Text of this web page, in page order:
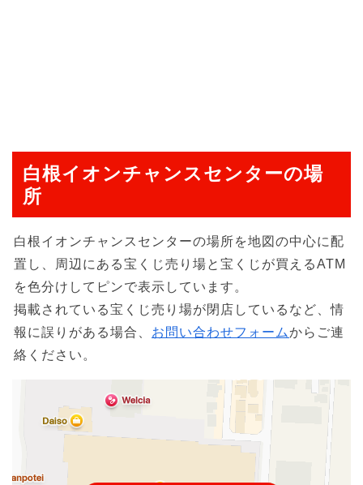
白根イオンチャンスセンターの場
所
白根イオンチャンスセンターの場所を地図の中心に配
置し、周辺にある宝くじ売り場と宝くじが買えるATM
を色分けしてピンで表示しています。
掲載されている宝くじ売り場が閉店しているなど、情
報に誤りがある場合、 お問い合わせフォームからご連
絡ください。